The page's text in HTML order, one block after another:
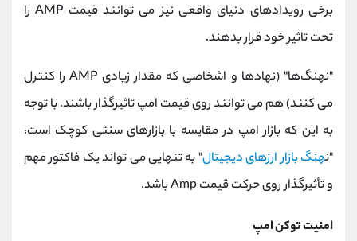
برخی رویدادهای دنیای واقعی نیز می توانند قیمت AMP را
تحت تاثیر خود قرار بدهند.
"نهنگ‌ها" (نهادها و اشخاصی که مقدار زیادی AMP را کنترل
می کنند) هم می توانند روی قیمت امپ تاثیرگذار باشند. با توجه
به این که بازار امپ در مقایسه با بازارهای سنتی کوچک است،
"نهنگ بازار ارزهای دیجیتال" به تنهایی می تواند یک فاکتور مهم
و تأثیرگذار روی حرکت قیمت Amp باشد.
امنیت توکن امپ